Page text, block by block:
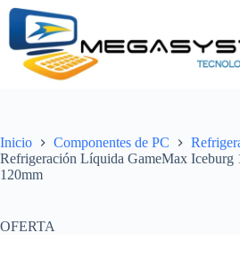
Saltar
contenido
Inicio Componentes de PC
Refrigeración Líquida GameMax
120mm
OFERTA